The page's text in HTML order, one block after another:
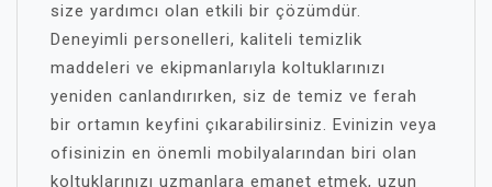
size yardımcı olan etkili bir çözümdür.
Deneyimli personelleri, kaliteli temizlik
maddeleri ve ekipmanlarıyla koltuklarınızı
yeniden canlandırırken, siz de temiz ve ferah
bir ortamın keyfini çıkarabilirsiniz. Evinizin veya
ofisinizin en önemli mobilyalarından biri olan
koltuklarınızı uzmanlara emanet etmek, uzun